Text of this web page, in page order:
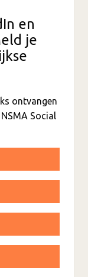
en
je
ontvangen
Social